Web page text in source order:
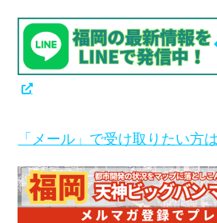
「メール」で受け取りたい方